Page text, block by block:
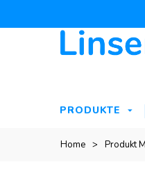
PRODUKTE
Home > Produkt